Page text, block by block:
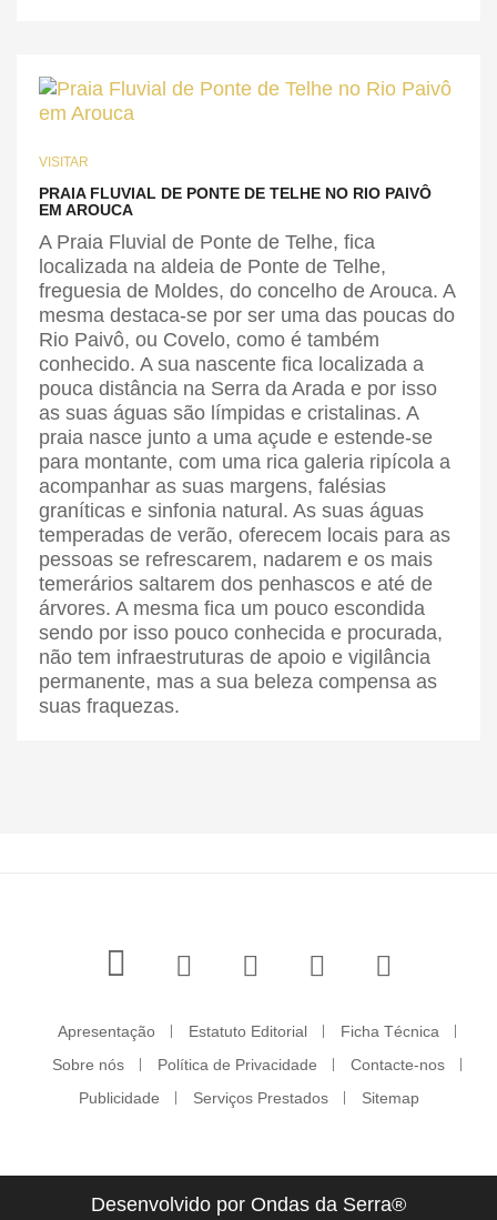
VISITAR
PRAIA FLUVIAL DE PONTE DE TELHE NO RIO PAIVÔ
EM AROUCA
A Praia Fluvial de Ponte de Telhe, fica
localizada na aldeia de Ponte de Telhe,
freguesia de Moldes, do concelho de Arouca. A
mesma destaca-se por ser uma das poucas do
Rio Paivô, ou Covelo, como é também
conhecido. A sua nascente fica localizada a
pouca distância na Serra da Arada e por isso
as suas águas são límpidas e cristalinas. A
praia nasce junto a uma açude e estende-se
para montante, com uma rica galeria ripícola a
acompanhar as suas margens, falésias
graníticas e sinfonia natural. As suas águas
temperadas de verão, oferecem locais para as
pessoas se refrescarem, nadarem e os mais
temerários saltarem dos penhascos e até de
árvores. A mesma fica um pouco escondida
sendo por isso pouco conhecida e procurada,
não tem infraestruturas de apoio e vigilância
permanente, mas a sua beleza compensa as
suas fraquezas.
Apresentação Estatuto Editorial
Ficha Técnica
Sobre nós
Política de Privacidade
Contacte-nos
Publicidade
Serviços Prestados Sitemap
Desenvolvido por Ondas da Serra®